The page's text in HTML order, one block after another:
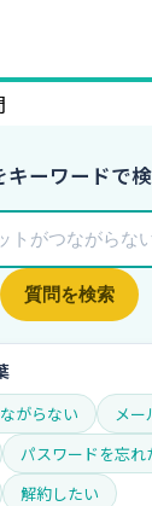
ーワードで検
質問を検索
がらない
メー
パスワードを忘れ
解約したい